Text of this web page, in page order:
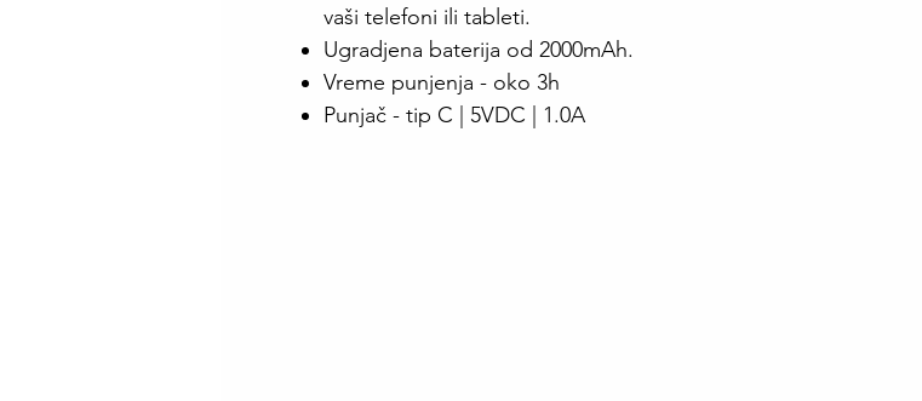
vaši telefoni ili tableti.
Ugradjena baterija od 2000mAh.
Vreme punjenja - oko 3h
Punjač - tip C | 5VDC | 1.0A